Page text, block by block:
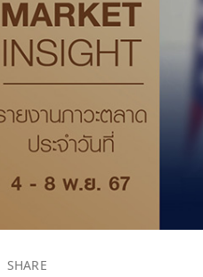
SHARE